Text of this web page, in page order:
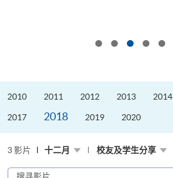
2010 2011 2012 2013 2014
2017 2018 2019 2020
3 影片 十二月 校友及学生分享
搜